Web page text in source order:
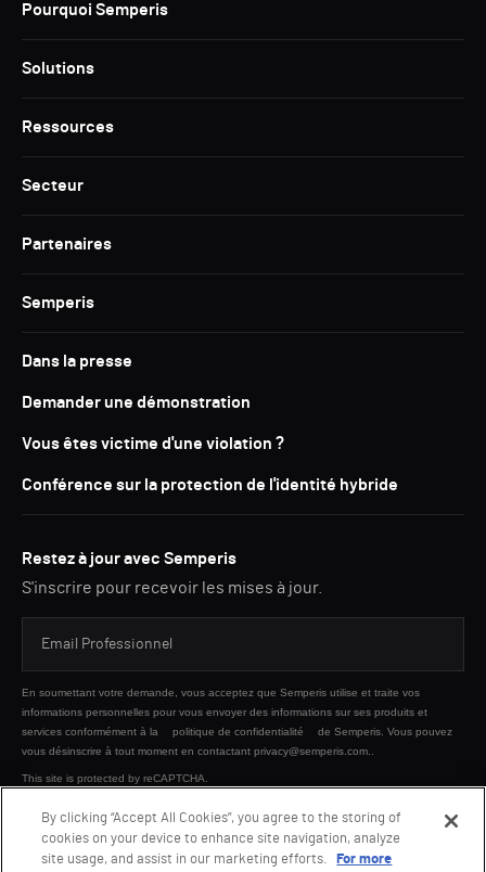
Pourquoi Semperis
Solutions
Ressources
Secteur
Partenaires
Semperis
Dans la presse
Demander une démonstration
Vous êtes victime d'une violation ?
Conférence sur la protection de l'identité hybride
Restez à jour avec Semperis
S'inscrire pour recevoir les mises à jour.
En soumettant votre demande, vous acceptez que Semperis utilise et traite vos
informations personnelles pour vous envoyer des informations sur ses produits et
services conformément à la
politique de confidentialité
de Semperis. Vous pouvez
vous désinscrire à tout moment en contactant privacy@semperis.com..
This site is protected by reCAPTCHA.
ENVOYER
By clicking “Accept All Cookies”, you agree to the storing of
cookies on your device to enhance site navigation, analyze
site usage, and assist in our marketing efforts.
For more